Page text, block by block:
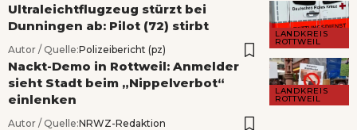
LANDKREIS
ROTTWEIL
Ultraleichtflugzeug stürzt bei
Dunningen ab: Pilot (72) stirbt
Autor / Quelle:Polizeibericht (pz)
LANDKREIS
ROTTWEIL
Nackt-Demo in Rottweil: Anmelder
sieht Stadt beim „Nippelverbot“
einlenken
Autor / Quelle:NRWZ-Redaktion